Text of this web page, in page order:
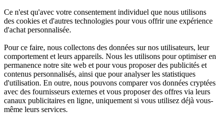
Ce n'est qu'avec votre consentement individuel que nous utilisons
des cookies et d'autres technologies pour vous offrir une expérience
d'achat personnalisée.
Pour ce faire, nous collectons des données sur nos utilisateurs, leur
comportement et leurs appareils. Nous les utilisons pour optimiser en
permanence notre site web et pour vous proposer des publicités et
contenus personnalisés, ainsi que pour analyser les statistiques
d'utilisation. En outre, nous pouvons comparer vos données cryptées
avec des fournisseurs externes et vous proposer des offres via leurs
canaux publicitaires en ligne, uniquement si vous utilisez déjà vous-
même leurs services.